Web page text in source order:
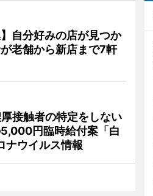
自分好みの店が見つか
老舗から新店まで7軒
接触者の特定をしない
円臨時給付案「白
ナウイルス情報